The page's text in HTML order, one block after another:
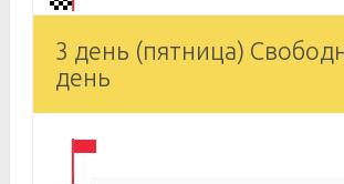
3 день (пятница)
день